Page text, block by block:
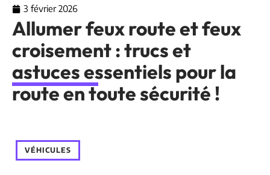
3 février 2026
Allumer feux route et feux
croisement : trucs et
astuces essentiels pour la
route en toute sécurité !
VÉHICULES